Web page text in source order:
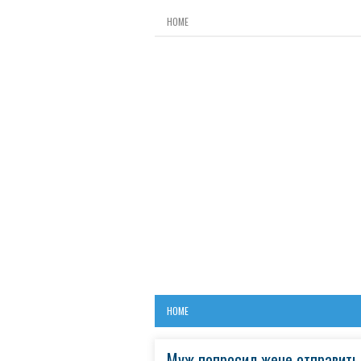
HOME
HOME